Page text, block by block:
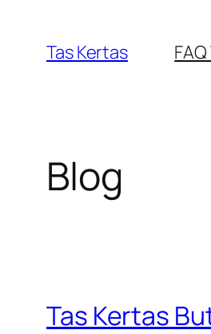
content
Tas Kertas
Blog
Tas Kertas